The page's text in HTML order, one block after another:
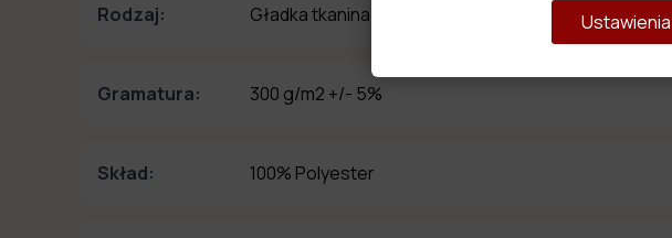
Rodzaj: Gładka tkanina welurowa typu welwet
Gramatura: 300 g/m2 +/- 5%
Skład: 100% Polyester
Ustawienia